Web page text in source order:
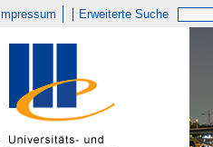
Impressum Erweiterte Suche